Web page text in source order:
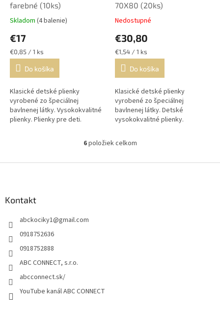
farebné (10ks)
Skladom (4 balenie)
€17
Jednotková
cena:
€0,85 / 1 ks
Do košíka
Klasické detské plienky
vyrobené zo špeciálnej
bavlnenej látky. Vysokokvalitné
plienky. Plienky pre deti.
70X80 (20ks)
Nedostupné
€30,80
Jednotková
cena:
€1,54 / 1 ks
Do košíka
Klasické detské plienky
vyrobené zo špeciálnej
bavlnenej látky. Detské
vysokokvalitné plienky.
O
l
6položiek celkom
Kontakt
abckociky1@gmail.com
0918752636
0918752888
ABC CONNECT, s.r.o.
abcconnect.sk/
YouTube kanál ABC CONNECT